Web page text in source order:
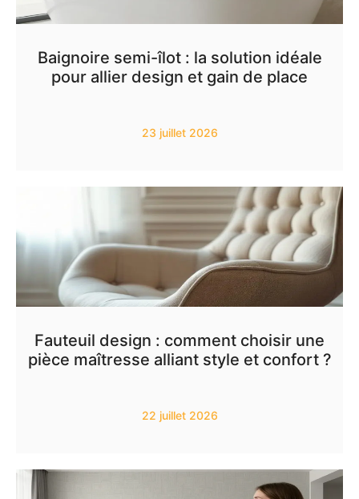
Baignoire semi-îlot : la solution idéale
pour allier design et gain de place
23 juillet 2026
Fauteuil design : comment choisir une
pièce maîtresse alliant style et confort ?
22 juillet 2026